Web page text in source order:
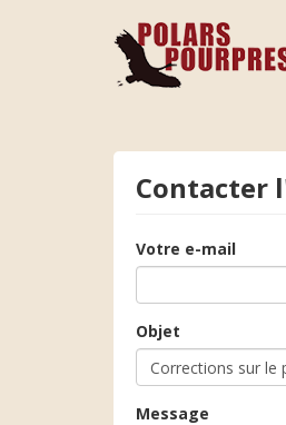
Contacter
Votre e-mail
Objet
Message